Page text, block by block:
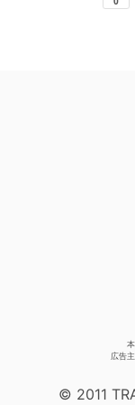
広告
© 2011